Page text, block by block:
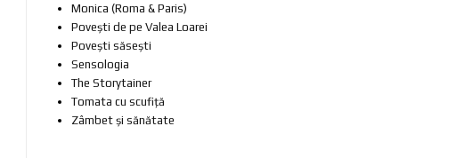
Monica (Roma & Paris)
Povești de pe Valea Loarei
Povești săsești
Sensologia
The Storytainer
Tomata cu scufiță
Zâmbet și sănătate